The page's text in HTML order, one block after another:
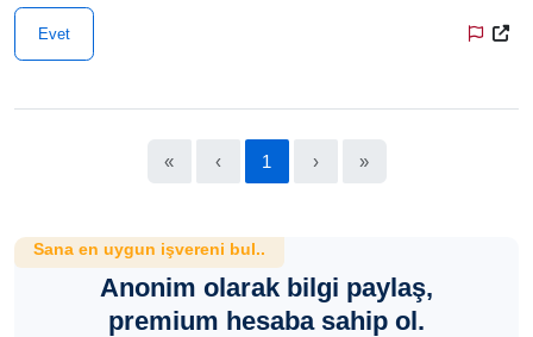
Evet
« ‹ 1 › »
Sana en uygun işvereni bul..
Anonim olarak bilgi paylaş,
premium hesaba sahip ol.